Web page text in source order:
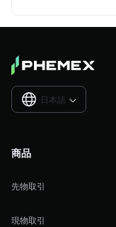
日本語 
商品
先物取引
現物取引